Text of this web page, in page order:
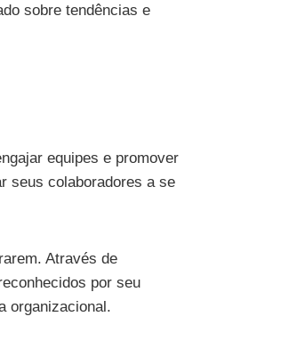
sobre tendências e
equipes e promover
seus colaboradores a se
Através de
por seu
organizacional.